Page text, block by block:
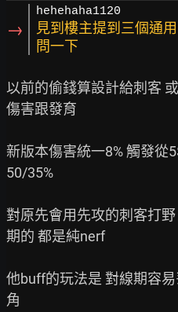
→
hehehaha1120
見到樓主提到三個通
問一下
以前的偷錢算設計給刺客
傷害跟發育
新版本傷害統一8% 觸發從
50/35%
對原先會用先攻的刺客打
期的 都是純nerf
他buff的玩法是 對線期容
角